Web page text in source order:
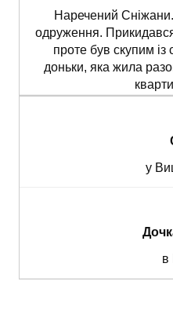
Наречений
одруження.
проте був скупим із
доньки, яка жила
у
в